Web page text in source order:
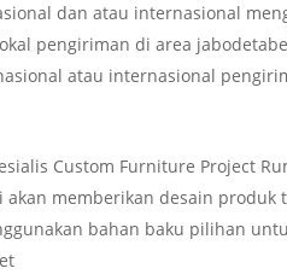
dan atau internasional
pengiriman di area
atau internasional
Custom Furniture Project
akan memberikan desain
bahan baku pilihan